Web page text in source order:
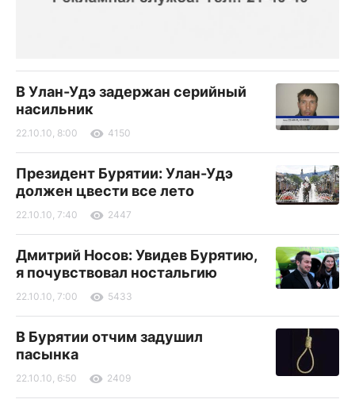
В Улан-Удэ задержан серийный
насильник
22.10.10, 8:00 4150
Президент Бурятии: Улан-Удэ
должен цвести все лето
22.10.10, 7:40 2447
Дмитрий Носов: Увидев Бурятию,
я почувствовал ностальгию
22.10.10, 7:00 5433
В Бурятии отчим задушил
пасынка
22.10.10, 6:50 2409